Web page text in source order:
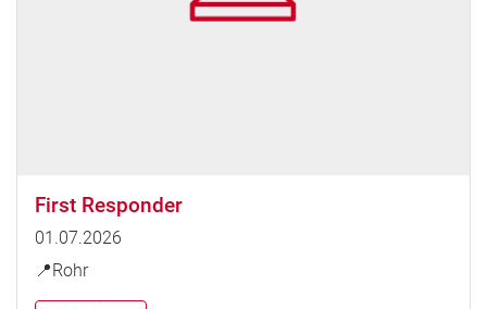
First Responder
01.07.2026
📍Rohr